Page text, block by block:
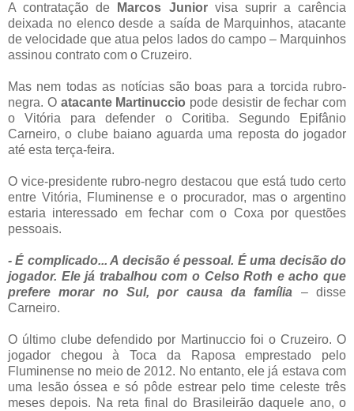
A contratação de Marcos Juniorvisa suprir a carência
deixada no elenco desde a saída de Marquinhos, atacante
de velocidade que atua pelos lados do campo – Marquinhos
assinou contrato com o Cruzeiro.
Mas nem todas as notícias são boas para a torcida rubro-
negra. O atacante Martinuccio pode desistir de fechar com
o Vitória para defender o Coritiba. Segundo Epifânio
Carneiro, o clube baiano aguarda uma reposta do jogador
até esta terça-feira.
O vice-presidente rubro-negro destacou que está tudo certo
entre Vitória, Fluminense e o procurador, mas o argentino
estaria interessado em fechar com o Coxa por questões
pessoais.
- É complicado... A decisão é pessoal. É uma decisão do
jogador. Ele já trabalhou com o Celso Roth e acho que
prefere morar no Sul, por causa da família – disse
Carneiro.
O último clube defendido por Martinuccio foi o Cruzeiro. O
jogador chegou à Toca da Raposa emprestado pelo
Fluminense no meio de 2012. No entanto, ele já estava com
uma lesão óssea e só pôde estrear pelo time celeste três
meses depois. Na reta final do Brasileirão daquele ano, o